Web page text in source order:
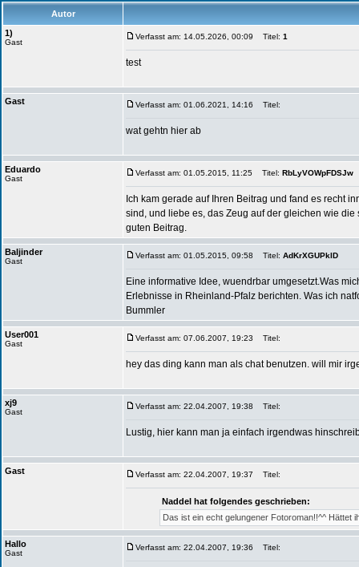
Autor
1)
Gast
Verfasst am: 14.05.2026, 00:09 Titel: 1
test
Gast Verfasst am: 01.06.2021, 14:16 Titel:
wat gehtn hier ab
Eduardo
Gast
Verfasst am: 01.05.2015, 11:25 Titel: RbLyVOWpFDSJw
Ich kam gerade auf Ihren Beitrag und fand es recht
sind, und liebe es, das Zeug auf der gleichen wie
guten Beitrag.
Baljinder
Gast
Verfasst am: 01.05.2015, 09:58 Titel: AdKrXGUPklD
Eine informative Idee, wuendrbar umgesetzt.Was
Erlebnisse in Rheinland-Pfalz berichten. Was ich
Bummler
User001
Gast
Verfasst am: 07.06.2007, 19:23 Titel:
hey das ding kann man als chat benutzen. will mir
xj9
Gast
Verfasst am: 22.04.2007, 19:38 Titel:
Lustig, hier kann man ja einfach irgendwas
Gast Verfasst am: 22.04.2007, 19:37 Titel:
Naddel hat folgendes geschrieben:
Das ist ein echt gelungener Fotoroman!!^^ Hättet
Hallo
Gast
Verfasst am: 22.04.2007, 19:36 Titel: